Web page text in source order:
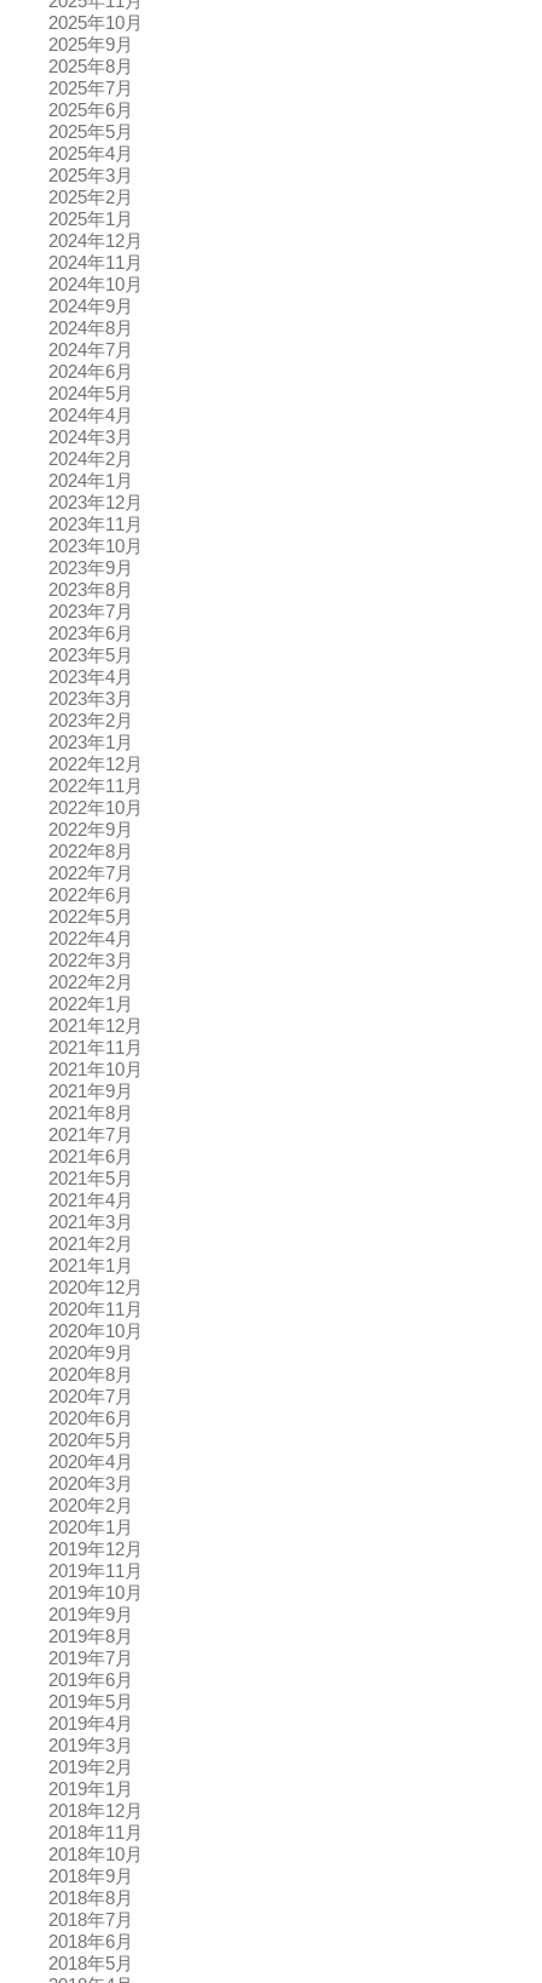
2025年10月
2025年9月
2025年8月
2025年7月
2025年6月
2025年5月
2025年4月
2025年3月
2025年2月
2025年1月
2024年12月
2024年11月
2024年10月
2024年9月
2024年8月
2024年7月
2024年6月
2024年5月
2024年4月
2024年3月
2024年2月
2024年1月
2023年12月
2023年11月
2023年10月
2023年9月
2023年8月
2023年7月
2023年6月
2023年5月
2023年4月
2023年3月
2023年2月
2023年1月
2022年12月
2022年11月
2022年10月
2022年9月
2022年8月
2022年7月
2022年6月
2022年5月
2022年4月
2022年3月
2022年2月
2022年1月
2021年12月
2021年11月
2021年10月
2021年9月
2021年8月
2021年7月
2021年6月
2021年5月
2021年4月
2021年3月
2021年2月
2021年1月
2020年12月
2020年11月
2020年10月
2020年9月
2020年8月
2020年7月
2020年6月
2020年5月
2020年4月
2020年3月
2020年2月
2020年1月
2019年12月
2019年11月
2019年10月
2019年9月
2019年8月
2019年7月
2019年6月
2019年5月
2019年4月
2019年3月
2019年2月
2019年1月
2018年12月
2018年11月
2018年10月
2018年9月
2018年8月
2018年7月
2018年6月
2018年5月